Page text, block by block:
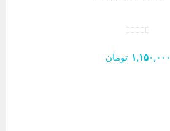
تومان ۱,۱۵۰,۰۰۰